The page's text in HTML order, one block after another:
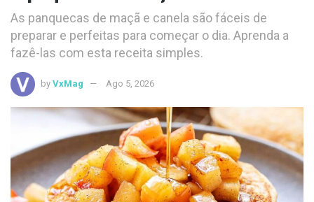
As panquecas de maçã e canela são fáceis de
preparar e perfeitas para começar o dia. Aprenda a
fazê-las com esta receita simples.
by VxMag Ago 5, 2026